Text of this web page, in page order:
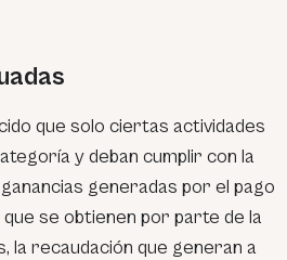
que solo ciertas actividades
y deban cumplir con la
generadas por el pago
se obtienen por parte de la
la recaudación que generan a